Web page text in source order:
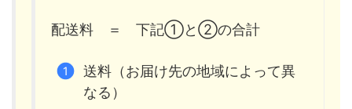
配送料 ＝ 下記①と②の合計
送料（お届け先の地域によって異
なる）